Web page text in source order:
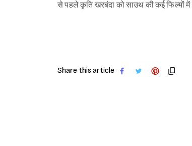
से पहले कृति खरबंदा को साउथ की कई फिल्मों
Share this article